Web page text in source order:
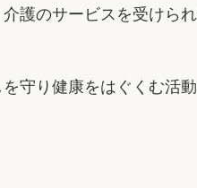
護のサービスを受けら
守り健康をはぐくむ活